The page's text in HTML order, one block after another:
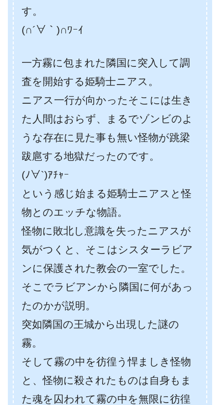
す。
(∩´∀｀)∩ﾜｰｲ
一方霧に包まれた隣国に突入して調
査を開始する姫騎士ニアス。
ニアス一行が向かったそこには生き
た人間はおらず、まるでゾンビのよ
うな存在に見た事も無い怪物が跳梁
跋扈する地獄だったのです。
(ﾉ∀`)ｱﾁｬｰ
という感じ始まる姫騎士ニアスと怪
物とのエッチな物語。
怪物に敗北し意識を失ったニアスが
気がつくと、そこはシスターラビア
ンに保護された教会の一室でした。
そこでラビアンから隣国に何があっ
たのかが説明。
突如隣国の王城から出現した謎の
霧。
そして霧の中を彷徨う悍ましき怪物
と、怪物に殺されたものは自身もま
た魂を囚われて霧の中を無限に彷徨